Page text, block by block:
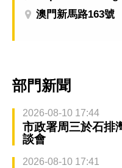
澳門新馬路163號
部門新聞
2026-08-10 17:44
市政署周三於石排
談會
2026-08-10 17:41